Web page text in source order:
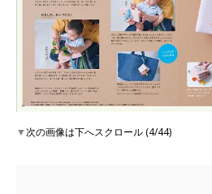
▼次の画像は下へスクロール (4/44)